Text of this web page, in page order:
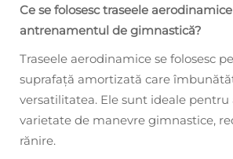
Ce se folosesc traseele
antrenamentul de gimnastică?
Traseele aerodinamice se folosesc
suprafață amortizată care
versatilitatea. Ele sunt ideale pentru
varietate de manevre gimnastice,
rănire.